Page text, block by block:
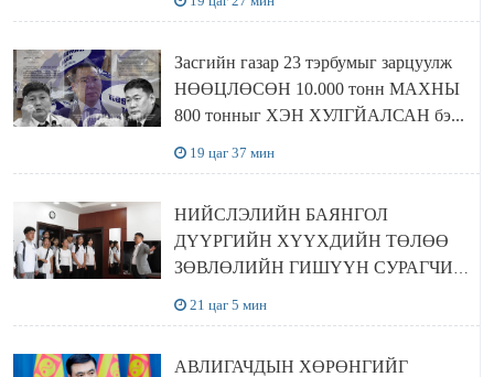
Засгийн газар 23 тэрбумыг зарцуулж
НӨӨЦЛӨСӨН 10.000 тонн МАХНЫ
800 тонныг ХЭН ХУЛГЙАЛСАН бэ...
19 цаг 37 мин
НИЙСЛЭЛИЙН БАЯНГОЛ
ДҮҮРГИЙН ХҮҮХДИЙН ТӨЛӨӨ
ЗӨВЛӨЛИЙН ГИШҮҮН СУРАГЧИД
21 цаг 5 мин
АВЛИГАЧДЫН ХӨРӨНГИЙГ